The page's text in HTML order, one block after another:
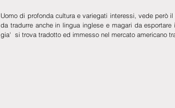
Uomo di profonda cultura e variegati interessi, vede però
da tradurre anche in lingua inglese e magari da
gia'  si trova tradotto ed immesso nel mercato americano